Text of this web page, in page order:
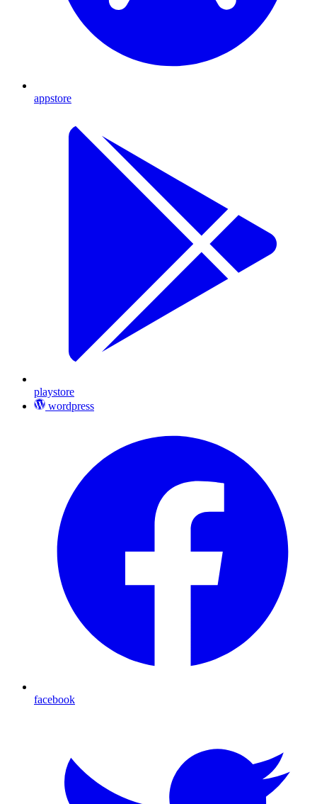
appstore
playstore
wordpress
facebook